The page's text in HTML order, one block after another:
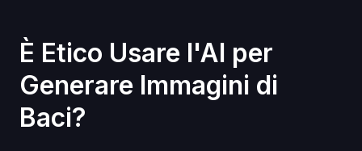
È Etico Usare l'AI per
Generare Immagini di
Baci?